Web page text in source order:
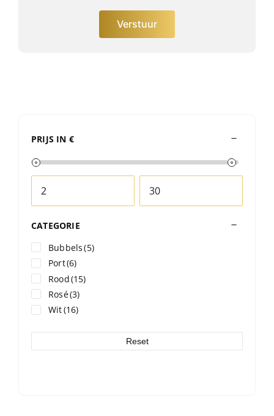
Verstuur
PRIJS IN €
CATEGORIE
Bubbels(5)
Port(6)
Rood(15)
Rosé(3)
Wit(16)
Reset